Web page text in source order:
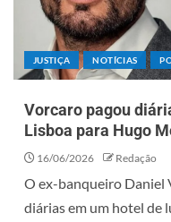
JUSTIÇA NOTÍCIAS
Vorcaro pagou
Lisboa para Hugo
16/06/2026 Redação
O ex-banqueiro Daniel
diárias em um hotel de